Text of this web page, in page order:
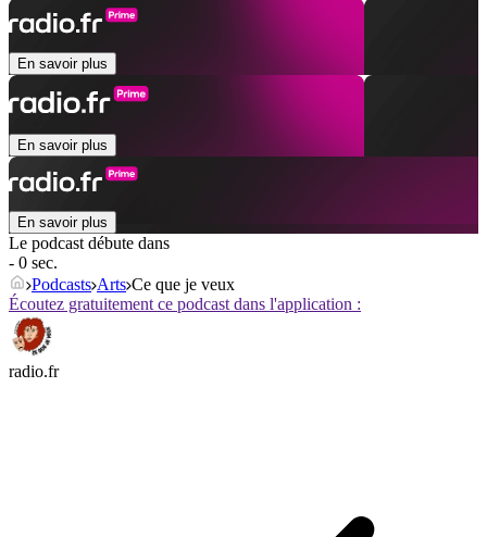
En savoir plus
En savoir plus
En savoir plus
Le podcast débute dans
- 0 sec.
Podcasts Arts Ce que je veux
Écoutez gratuitement ce podcast dans l'application :
radio.fr